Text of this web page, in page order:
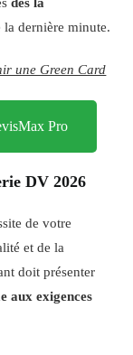
la dernière minute.
une Green Card
Pro
DV 2026
de votre
et de la
doit présenter
aux exigences